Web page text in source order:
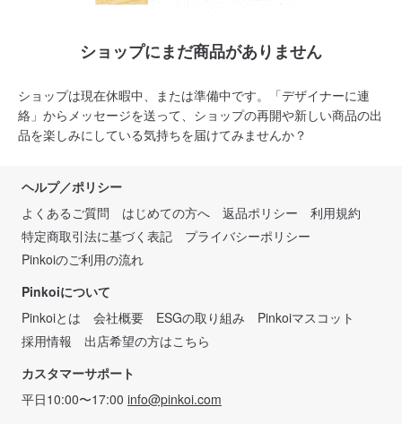
ショップにまだ商品がありません
ショップは現在休暇中、または準備中です。「デザイナーに連
絡」からメッセージを送って、ショップの再開や新しい商品の出
品を楽しみにしている気持ちを届けてみませんか？
ヘルプ／ポリシー
よくあるご質問
はじめての方へ 返品ポリシー
利用規約
特定商取引法に基づく表記
プライバシーポリシー
Pinkoiのご利用の流れ
Pinkoiについて
Pinkoiとは
会社概要 ESGの取り組み
Pinkoiマスコット
採用情報
出店希望の方はこちら
カスタマーサポート
平日10:00〜17:00 info@pinkoi.com